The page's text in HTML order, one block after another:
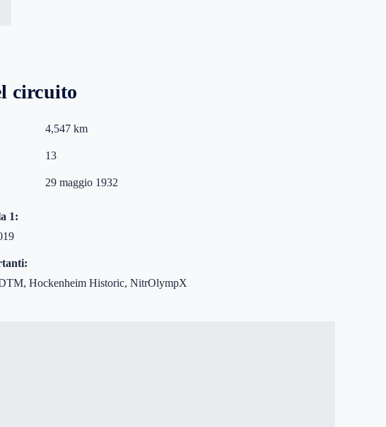
circuito
4,547 km
13
29 maggio 1932
1:
Hockenheim Historic, NitrOlympX